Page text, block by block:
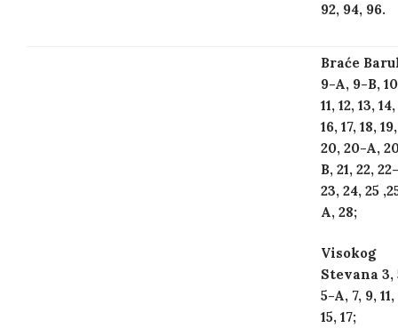
92, 94, 96.
Braće
9-A, 9-B,
11, 12, 13,
16, 17, 18, 19,
20, 20-A,
B, 21, 22,
23, 24, 25
A, 28;
Visokog
Stevana 3,
5-A, 7, 9, 11,
15, 17;